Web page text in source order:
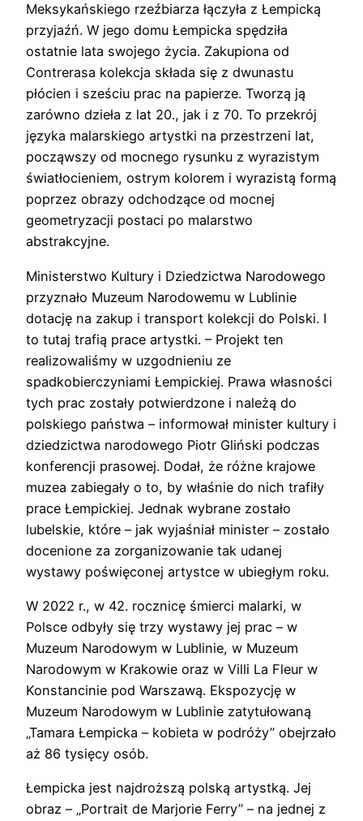
Meksykańskiego rzeźbiarza łączyła z Łempicką
przyjaźń. W jego domu Łempicka spędziła
ostatnie lata swojego życia. Zakupiona od
Contrerasa kolekcja składa się z dwunastu
płócien i sześciu prac na papierze. Tworzą ją
zarówno dzieła z lat 20., jak i z 70. To przekrój
języka malarskiego artystki na przestrzeni lat,
począwszy od mocnego rysunku z wyrazistym
światłocieniem, ostrym kolorem i wyrazistą formą
poprzez obrazy odchodzące od mocnej
geometryzacji postaci po malarstwo
abstrakcyjne.
Ministerstwo Kultury i Dziedzictwa Narodowego
przyznało Muzeum Narodowemu w Lublinie
dotację na zakup i transport kolekcji do Polski. I
to tutaj trafią prace artystki. – Projekt ten
realizowaliśmy w uzgodnieniu ze
spadkobierczyniami Łempickiej. Prawa własności
tych prac zostały potwierdzone i należą do
polskiego państwa – informował minister kultury i
dziedzictwa narodowego Piotr Gliński podczas
konferencji prasowej. Dodał, że różne krajowe
muzea zabiegały o to, by właśnie do nich trafiły
prace Łempickiej. Jednak wybrane zostało
lubelskie, które – jak wyjaśniał minister – zostało
docenione za zorganizowanie tak udanej
wystawy poświęconej artystce w ubiegłym roku.
W 2022 r., w 42. rocznicę śmierci malarki, w
Polsce odbyły się trzy wystawy jej prac – w
Muzeum Narodowym w Lublinie, w Muzeum
Narodowym w Krakowie oraz w Villi La Fleur w
Konstancinie pod Warszawą. Ekspozycję w
Muzeum Narodowym w Lublinie zatytułowaną
„Tamara Łempicka – kobieta w podróży” obejrzało
aż 86 tysięcy osób.
Łempicka jest najdroższą polską artystką. Jej
obraz – „Portrait de Marjorie Ferry” – na jednej z